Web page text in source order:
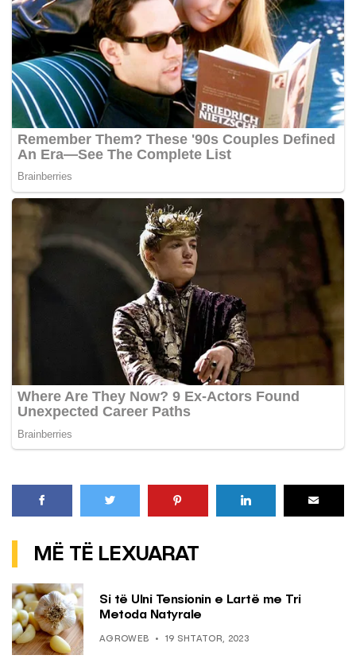
MË TË LEXUARAT
Si të Ulni Tensionin e Lartë me Tri
Metoda Natyrale
AGROWEB 19 SHTATOR, 2023